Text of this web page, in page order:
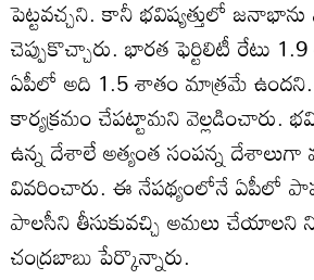
పెట్టవచ్చని. కానీ భవిష్యత్తులో
చెప్పుకొచ్చారు. భారత ఫెర్టిలిటీ రేటు
ఏపీలో అది 1.5 శాతం మాత్రమే
కార్యక్రమం చేపట్టామని వెల్లడించారు.
ఉన్న దేశాలే అత్యంత సంపన్న
వివరించారు. ఈ నేపథ్యంలోనే ఏపీలో
పాలసీని తీసుకువచ్చి అమలు చేయాలని
చంద్రబాబు పేర్కొన్నారు.